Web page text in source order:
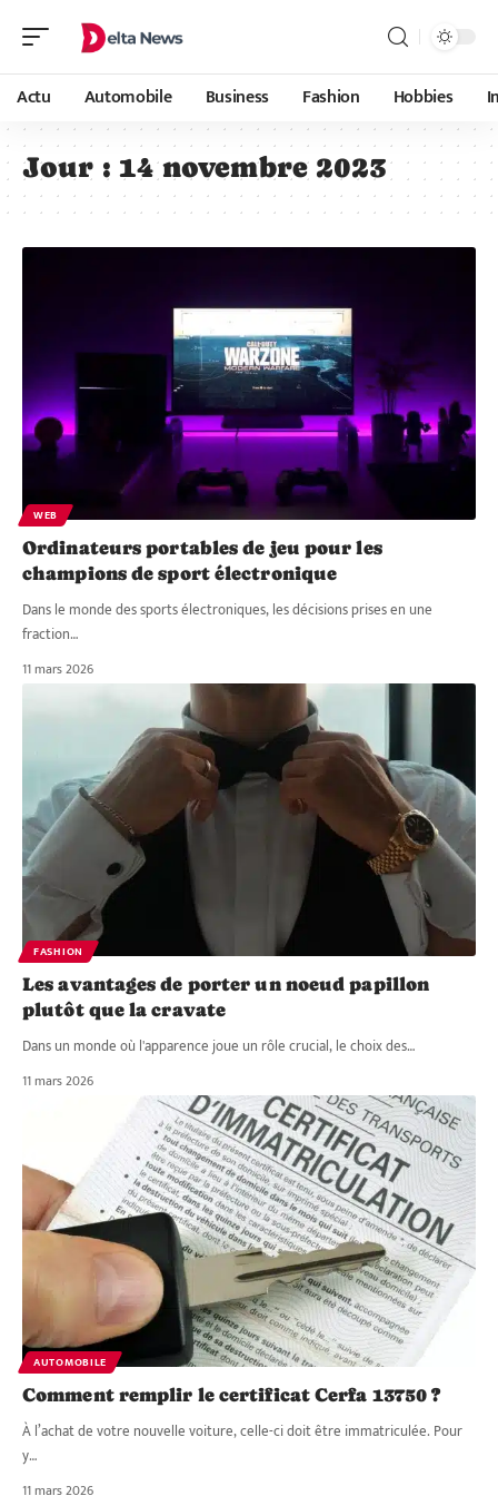
Actu Automobile Business Fashion Hobbies
Jour : 14 novembre 2023
WEB
Ordinateurs portables de jeu pour les
champions de sport électronique
Dans le monde des sports électroniques, les décisions prises en une
fraction…
11 mars 2026
FASHION
Les avantages de porter un noeud papillon
plutôt que la cravate
Dans un monde où l'apparence joue un rôle crucial, le choix des…
11 mars 2026
AUTOMOBILE
Comment remplir le certificat Cerfa 13750 ?
À l’achat de votre nouvelle voiture, celle-ci doit être immatriculée. Pour
y…
11 mars 2026